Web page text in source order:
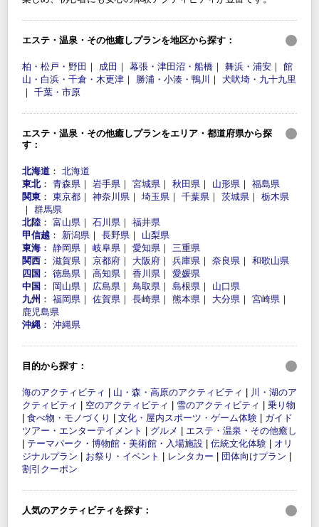
エステ・温泉・その他癒しプランを地区から探す：
柏・松戸・野田 ｜ 成田 ｜ 幕張・津田沼・船橋 ｜ 舞浜・浦安 ｜ 館
山・白浜・千倉・木更津 ｜ 勝浦・小湊・鴨川 ｜ 犬吠埼・九十九里
｜ 千葉・市原
エステ・温泉・その他癒しプランをエリア・都道府県から探
す：
北海道 ： 北海道
東北： 青森県 ｜ 岩手県 ｜ 宮城県 ｜ 秋田県 ｜ 山形県 ｜ 福島県
関東 ： 東京都 ｜ 神奈川県 ｜ 埼玉県 ｜ 千葉県 ｜ 茨城県 ｜ 栃木県
｜ 群馬県
北陸 ： 富山県 ｜ 石川県 ｜ 福井県
甲信越 ： 新潟県 ｜ 長野県 ｜ 山梨県
東海 ： 静岡県 ｜ 岐阜県 ｜ 愛知県 ｜ 三重県
関西 ： 滋賀県 ｜ 京都府 ｜ 大阪府 ｜ 兵庫県 ｜ 奈良県 ｜ 和歌山県
四国 ： 徳島県 ｜ 高知県 ｜ 香川県 ｜ 愛媛県
中国 ： 岡山県 ｜ 広島県 ｜ 鳥取県 ｜ 島根県 ｜ 山口県
九州 ： 福岡県 ｜ 佐賀県 ｜ 長崎県 ｜ 熊本県 ｜ 大分県 ｜ 宮崎県 ｜
鹿児島県
沖縄 ： 沖縄県
目的から探す：
海のアクティビティ 山・森・高原のアクティビティ
川・湖のア
クティビティ
空のアクティビティ 雪のアクティビティ
乗り物
食べ物・モノづくり 文化・屋内スポーツ・ゲーム体験
ガイド
ツアー・エンターテイメント
グルメ
エステ・温泉・その他癒し
テーマパーク・博物館・美術館・入場施設 伝統文化体験
オリ
ジナルプラン
お祭り・イベント レンタカー 団体向けプラン
割引クーポン
人気のアクティビティを探す：